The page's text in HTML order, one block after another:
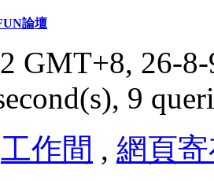
論壇
GMT+8, 26-
9
工作間 , 網頁